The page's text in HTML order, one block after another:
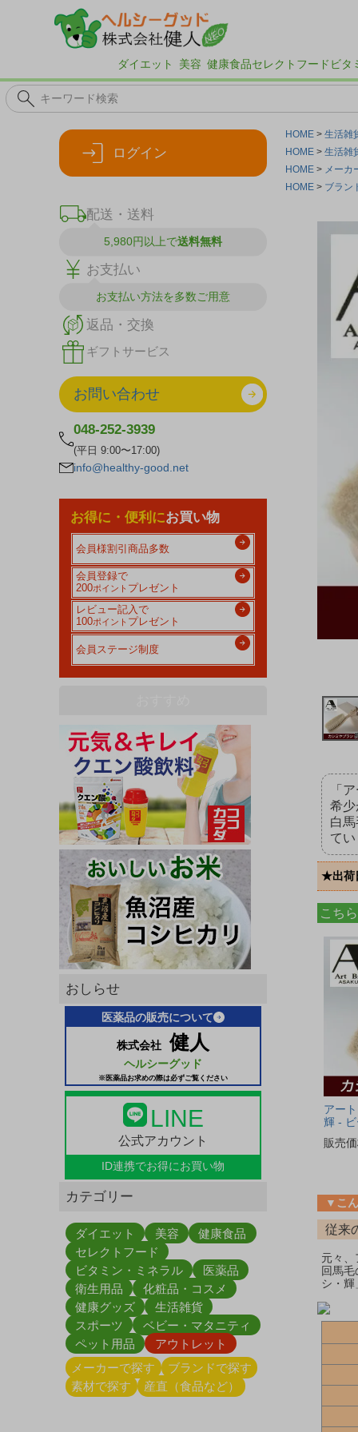
ダイエット 美容 健康食品セレクトフード ビタ
ログイン
配送・送料
5,980円以上で送料無料
お支払い
お支払い方法を多数ご用意
返品・交換
ギフトサービス
お問い合わせ
048-252-3939
(平日 9:00〜17:00)
info@healthy-good.net
お得に・便利にお買い物
会員様割引商品多数
会員登録で
200ポイント プレゼント
レビュー記入で
100ポイント プレゼント
会員ステージ制度
おしらせ
医薬品の販売について
株式会社 健人
ヘルシーグッド
※医薬品お求めの際は必ずご覧ください
LINE
公式アカウント
ID連携でお得にお買い物
カテゴリー
ダイエット 美容
健康食品
セレクトフード
ビタミン・ミネラル
医薬品
衛生用品
化粧品・コスメ
健康グッズ
生活雑貨
スポーツ
ベビー・マタニティ
ペット用品
アウトレット
メーカーで探す
ブランドで探す
素材で探す
産直（食品など）
HOME
生活雑
HOME
生活雑
HOME
メーカ
HOME
ブラン
「
希
白
て
★出荷
こち
アー
輝 -
販売
▼こ
従来
元々
回馬
シ・